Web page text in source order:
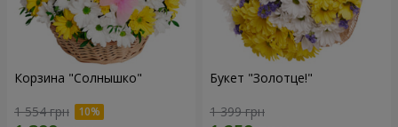
Корзина "Солнышко"
1 554 грн
Букет "Золотце!"
1 399 грн